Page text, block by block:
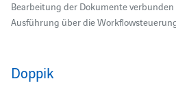
Bearbeitung der Dokumente
Ausführung über die
Doppik